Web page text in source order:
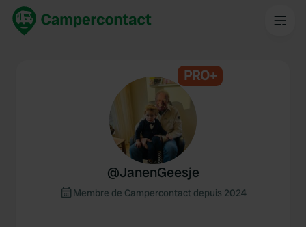
PRO+
@JanenGeesje
Membre de Campercontact depuis 2024